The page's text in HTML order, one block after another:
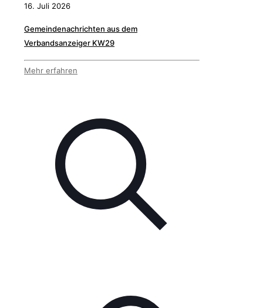
16. Juli 2026
Gemeindenachrichten aus dem
Verbandsanzeiger KW29
Mehr erfahren